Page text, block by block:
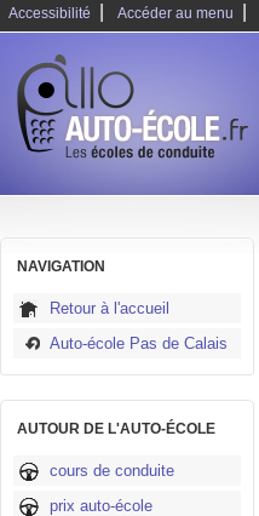
Accessibilité Accéder au menu
NAVIGATION
Retour à l'accueil
Auto-école Pas de Calais
AUTOUR DE L'AUTO-ÉCOLE
cours de conduite
prix auto-école